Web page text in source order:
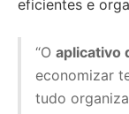
eficientes e
“O aplicativo
economizar
tudo